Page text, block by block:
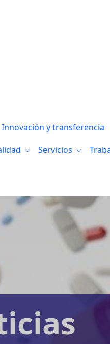
Innovación y transferencia
Servicios